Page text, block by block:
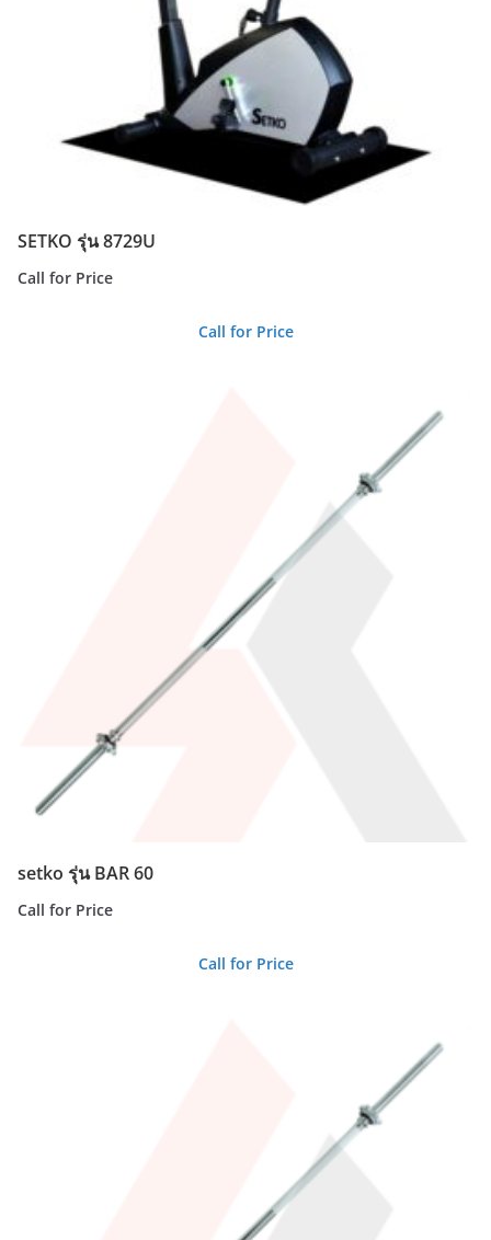
SETKO รุ่น 8729U
Call for Price
Call for Price
setko รุ่น BAR 60
Call for Price
Call for Price